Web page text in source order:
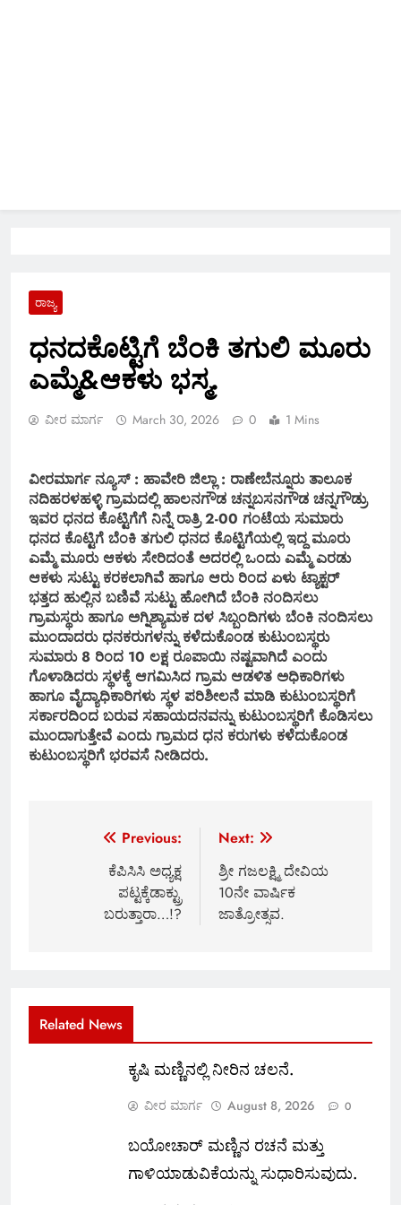
ರಾಜ್ಯ
ಧನದಕೊಟ್ಟಿಗೆ ಬೆಂಕಿ ತಗುಲಿ ಮೂರು
ಎಮ್ಮೆ&ಆಕಳು ಭಸ್ಮ.
ವೀರ ಮಾರ್ಗ March 30, 2026 0 1 Mins
ವೀರಮಾರ್ಗ ನ್ಯೂಸ್ : ಹಾವೇರಿ ಜಿಲ್ಲಾ : ರಾಣೇಬೆನ್ನೂರು ತಾಲೂಕ
ನದಿಹರಳಹಳ್ಳಿ ಗ್ರಾಮದಲ್ಲಿ ಹಾಲನಗೌಡ ಚನ್ನಬಸನಗೌಡ ಚನ್ನಗೌಡ್ರು
ಇವರ ಧನದ ಕೊಟ್ಟಿಗೆಗೆ ನಿನ್ನೆ ರಾತ್ರಿ 2-00 ಗಂಟೆಯ ಸುಮಾರು
ಧನದ ಕೊಟ್ಟಿಗೆ ಬೆಂಕಿ ತಗುಲಿ ಧನದ ಕೊಟ್ಟಿಗೆಯಲ್ಲಿ ಇದ್ದ ಮೂರು
ಎಮ್ಮೆ ಮೂರು ಆಕಳು ಸೇರಿದಂತೆ ಅದರಲ್ಲಿ ಒಂದು ಎಮ್ಮೆ ಎರಡು
ಆಕಳು ಸುಟ್ಟು ಕರಕಲಾಗಿವೆ ಹಾಗೂ ಆರು ರಿಂದ ಏಳು ಟ್ಯಾಕ್ಟರ್
ಭತ್ತದ ಹುಲ್ಲಿನ ಬಣಿವೆ ಸುಟ್ಟು ಹೋಗಿದೆ ಬೆಂಕಿ ನಂದಿಸಲು
ಗ್ರಾಮಸ್ಥರು ಹಾಗೂ ಅಗ್ನಿಶ್ಯಾಮಕ ದಳ ಸಿಬ್ಬಂದಿಗಳು ಬೆಂಕಿ ನಂದಿಸಲು
ಮುಂದಾದರು ಧನಕರುಗಳನ್ನು ಕಳೆದುಕೊಂಡ ಕುಟುಂಬಸ್ಥರು
ಸುಮಾರು 8 ರಿಂದ 10 ಲಕ್ಷ ರೂಪಾಯಿ ನಷ್ಟವಾಗಿದೆ ಎಂದು
ಗೊಳಾಡಿದರು ಸ್ಥಳಕ್ಕೆ ಆಗಮಿಸಿದ ಗ್ರಾಮ ಆಡಳಿತ ಅಧಿಕಾರಿಗಳು
ಹಾಗೂ ವೈದ್ಯಾಧಿಕಾರಿಗಳು ಸ್ಥಳ ಪರಿಶೀಲನೆ ಮಾಡಿ ಕುಟುಂಬಸ್ಥರಿಗೆ
ಸರ್ಕಾರದಿಂದ ಬರುವ ಸಹಾಯದನವನ್ನು ಕುಟುಂಬಸ್ಥರಿಗೆ ಕೊಡಿಸಲು
ಮುಂದಾಗುತ್ತೇವೆ ಎಂದು ಗ್ರಾಮದ ಧನ ಕರುಗಳು ಕಳೆದುಕೊಂಡ
ಕುಟುಂಬಸ್ಥರಿಗೆ ಭರವಸೆ ನೀಡಿದರು.
navigation
Previous:
ಕೆಪಿಸಿಸಿ ಅಧ್ಯಕ್ಷ
ಪಟ್ಟಕ್ಕೆಡಾಕ್ಟ್ರು
ಬರುತ್ತಾರಾ…!?
Next:
ಶ್ರೀ ಗಜಲಕ್ಷ್ಮಿ ದೇವಿಯ
10ನೇ ವಾರ್ಷಿಕ
ಜಾತ್ರೋತ್ಸವ.
Related News
ಕೃಷಿ ಮಣ್ಣಿನಲ್ಲಿ ನೀರಿನ ಚಲನೆ.
ವೀರ ಮಾರ್ಗ August 8, 2026 0
ಬಯೋಚಾರ್ ಮಣ್ಣಿನ ರಚನೆ ಮತ್ತು
ಗಾಳಿಯಾಡುವಿಕೆಯನ್ನು ಸುಧಾರಿಸುವುದು.